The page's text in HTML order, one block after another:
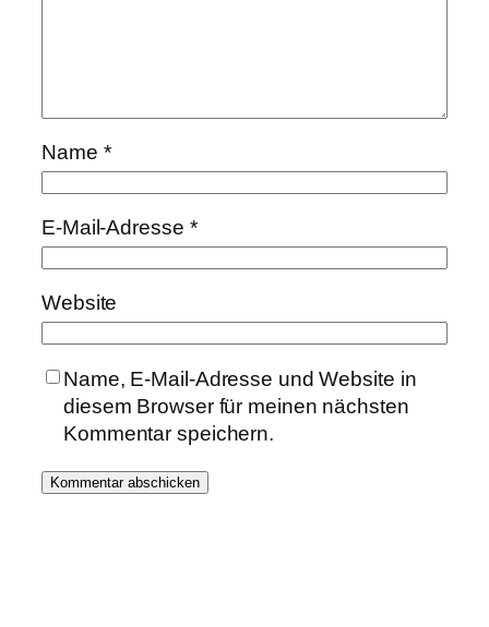
Name *
E-Mail-Adresse *
Website
Name, E-Mail-Adresse und Website in
diesem Browser für meinen nächsten
Kommentar speichern.